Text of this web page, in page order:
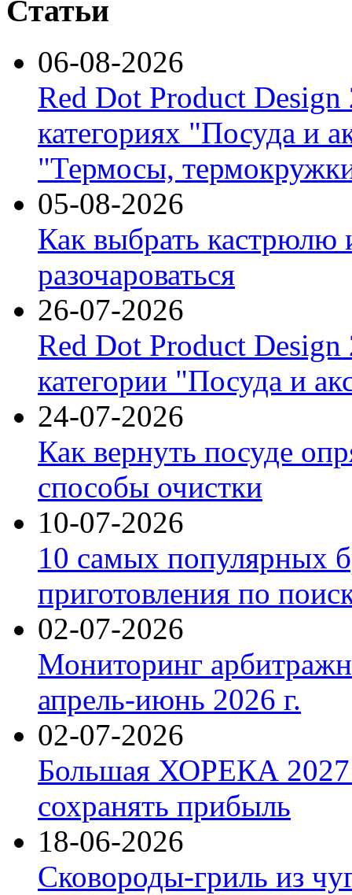
Статьи
06-08-2026
Red Dot Product Design
категориях "Посуда и
"Термосы,
05-08-2026
Как выбрать кастрюлю
разочароваться
26-07-2026
Red Dot Product Design
категории "Посуда и
24-07-2026
Как вернуть посуде
способы очистки
10-07-2026
10 самых популярных
приготовления по
02-07-2026
Мониторинг
апрель-июнь 2026 г.
02-07-2026
Большая ХОРЕКА 2027:
сохранять прибыль
18-06-2026
Сковороды-гриль из